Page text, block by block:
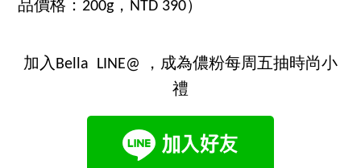
品價格：200g，NTD 390）
加入Bella LINE@ ，成為儂粉每周五抽時尚小
禮